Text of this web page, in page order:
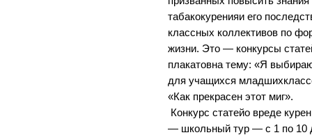
табакокуренияи его
классных коллективов по
жизни. Это — конкурсы
плакатовна тему: «Я
для учащихся
«Как прекрасен этот миг».
Конкурс статейо вреде
— школьный тур — с 1 по 10